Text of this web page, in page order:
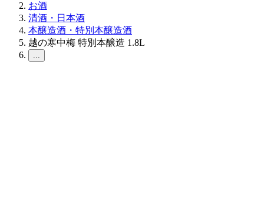
お酒
清酒・日本酒
本醸造酒・特別本醸造酒
越の寒中梅 特別本醸造 1.8L
...